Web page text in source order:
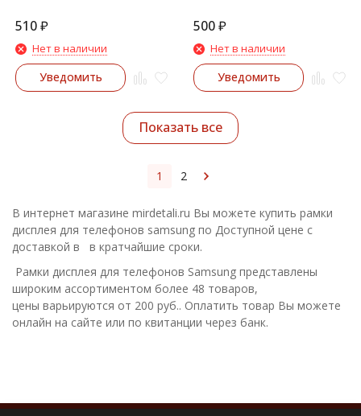
510₽
Нет в наличии
Уведомить
500₽
Нет в наличии
Уведомить
Показать все
1 2
В интернет магазине mirdetali.ru Вы можете купить рамки
дисплея для телефонов samsung по Доступной цене с
доставкой в в кратчайшие сроки.
Рамки дисплея для телефонов Samsung представлены
широким ассортиментом более 48 товаров,
цены варьируются от 200 руб.. Оплатить товар Вы можете
онлайн на сайте или по квитанции через банк.